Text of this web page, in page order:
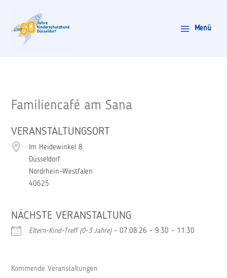
springen
Menü
Familiencafé am Sana
VERANSTALTUNGSORT
Im Heidewinkel 8
Düsseldorf
Nordrhein-Westfalen
40625
NÄCHSTE VERANSTALTUNG
Eltern-Kind-Treff (0-3 Jahre)- 07.08.26 - 9:30 - 11:30
Kommende Veranstaltungen